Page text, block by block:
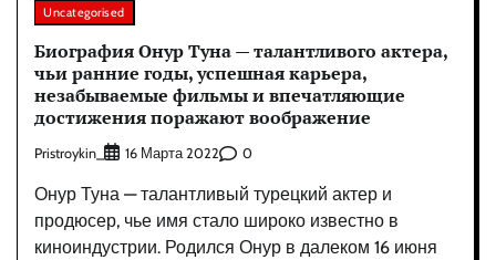
Uncategorised
Биография Онур Туна — талантливого актера,
чьи ранние годы, успешная карьера,
незабываемые фильмы и впечатляющие
достижения поражают воображение
Pristroykin_ 16 Марта 2022 0
Онур Туна — талантливый турецкий актер и
продюсер, чье имя стало широко известно в
киноиндустрии. Родился Онур в далеком 16 июня